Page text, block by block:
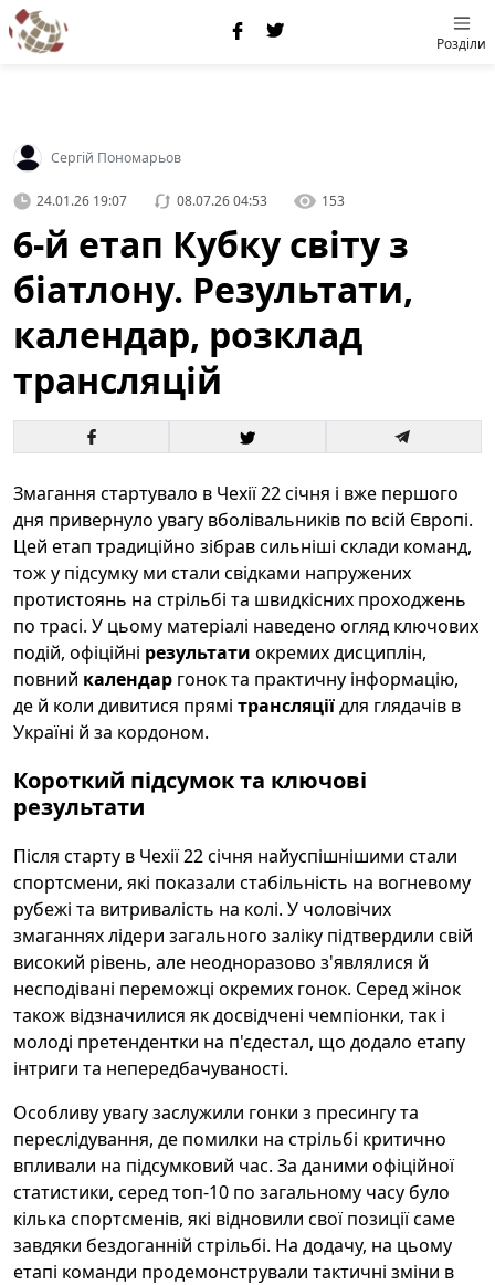
Розділи
Сергій Пономарьов
24.01.26 19:07 08.07.26 04:53 153
6-й етап Кубку світу з
біатлону. Результати,
календар, розклад
трансляцій
Змагання стартувало в Чехії 22 січня і вже першого
дня привернуло увагу вболівальників по всій Європі.
Цей етап традиційно зібрав сильніші склади команд,
тож у підсумку ми стали свідками напружених
протистоянь на стрільбі та швидкісних проходжень
по трасі. У цьому матеріалі наведено огляд ключових
подій, офіційні результати окремих дисциплін,
повний календар гонок та практичну інформацію,
де й коли дивитися прямі трансляціїдля глядачів в
Україні й за кордоном.
Короткий підсумок та ключові
результати
Після старту в Чехії 22 січня найуспішнішими стали
спортсмени, які показали стабільність на вогневому
рубежі та витривалість на колі. У чоловічих
змаганнях лідери загального заліку підтвердили свій
високий рівень, але неодноразово з'являлися й
несподівані переможці окремих гонок. Серед жінок
також відзначилися як досвідчені чемпіонки, так і
молоді претендентки на п'єдестал, що додало етапу
інтриги та непередбачуваності.
Особливу увагу заслужили гонки з пресингу та
переслідування, де помилки на стрільбі критично
впливали на підсумковий час. За даними офіційної
статистики, серед топ-10 по загальному часу було
кілька спортсменів, які відновили свої позиції саме
завдяки бездоганній стрільбі. На додачу, на цьому
етапі команди продемонстрували тактичні зміни в